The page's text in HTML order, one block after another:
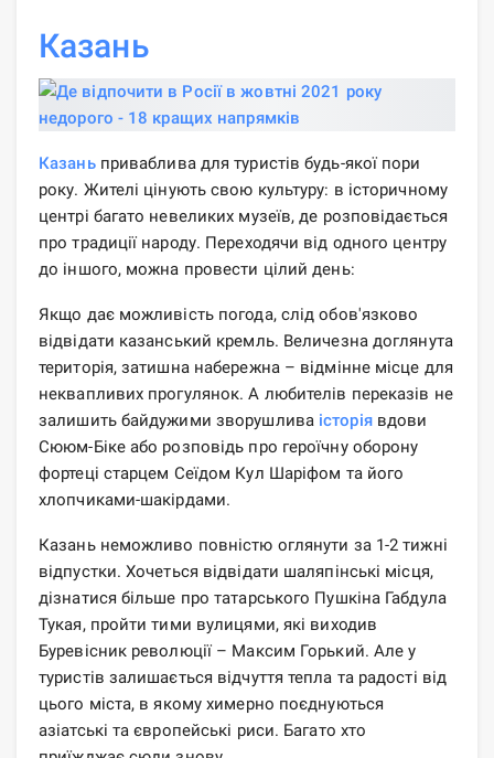
Казань
Казаньприваблива для туристів будь-якої пори
року. Жителі цінують свою культуру: в історичному
центрі багато невеликих музеїв, де розповідається
про традиції народу. Переходячи від одного центру
до іншого, можна провести цілий день:
Якщо дає можливість погода, слід обов'язково
відвідати казанський кремль. Величезна доглянута
територія, затишна набережна – відмінне місце для
неквапливих прогулянок. А любителів переказів не
залишить байдужими зворушлива історіявдови
Сююм-Біке або розповідь про героїчну оборону
фортеці старцем Сеїдом Кул Шаріфом та його
хлопчиками-шакірдами.
Казань неможливо повністю оглянути за 1-2 тижні
відпустки. Хочеться відвідати шаляпінські місця,
дізнатися більше про татарського Пушкіна Габдула
Тукая, пройти тими вулицями, які виходив
Буревісник революції – Максим Горький. Але у
туристів залишається відчуття тепла та радості від
цього міста, в якому химерно поєднуються
азіатські та європейські риси. Багато хто